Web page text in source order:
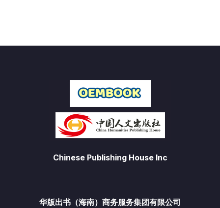
Chinese Publishing House Inc
华版出书（海南）商务服务集团有限公司